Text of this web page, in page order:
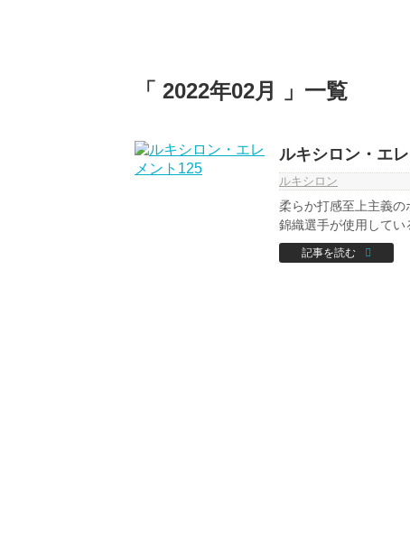
「 2022年02月 」一覧
ルキシロン・エ
ルキシロン
柔らか打感至上主義
錦織選手が使用してい
記事を読む